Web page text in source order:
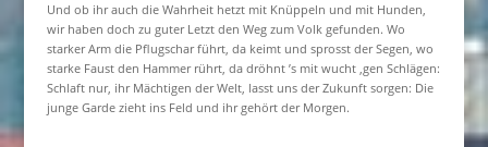
Und ob ihr auch die Wahrheit hetzt mit Knüppeln und mit Hunden,
wir haben doch zu guter Letzt den Weg zum Volk gefunden. Wo
starker Arm die Pflugschar führt, da keimt und sprosst der Segen, wo
starke Faust den Hammer rührt, da dröhnt ’s mit wucht ‚gen Schlägen:
Schlaft nur, ihr Mächtigen der Welt, lasst uns der Zukunft sorgen: Die
junge Garde zieht ins Feld und ihr gehört der Morgen.